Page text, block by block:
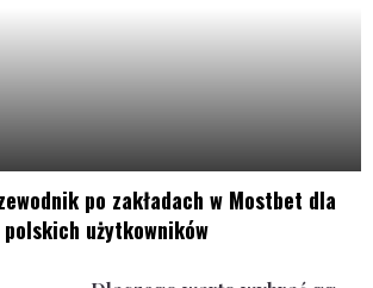
po zakładach w Mostbet dla
polskich użytkowników